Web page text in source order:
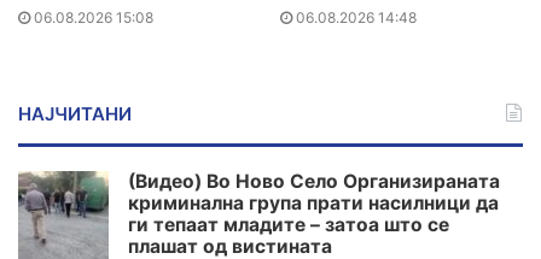
06.08.2026 15:08 06.08.2026 14:48
НАЈЧИТАНИ
(Видео) Во Ново Село Организираната
криминална група прати насилници да
ги тепаат младите – затоа што се
плашат од вистината